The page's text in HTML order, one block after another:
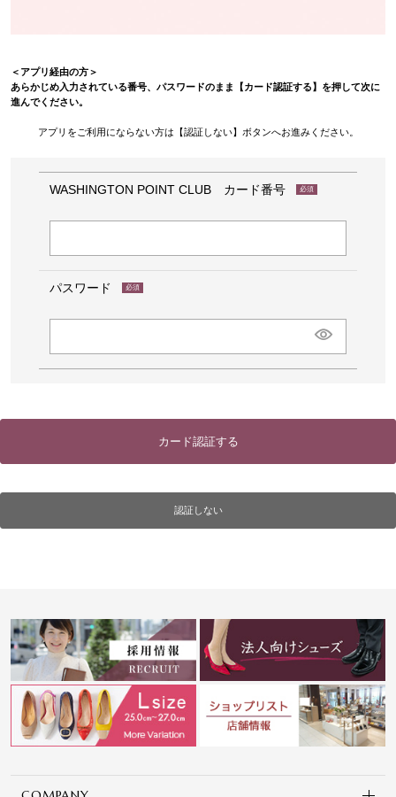
＜アプリ経由の方＞
あらかじめ入力されている番号、パスワードのまま【カード認証する】を押して次に
進んでください。
アプリをご利用にならない方は【認証しない】ボタンへお進みください。
WASHINGTON POINT CLUB カード番号
パスワード
カード認証する
認証しない